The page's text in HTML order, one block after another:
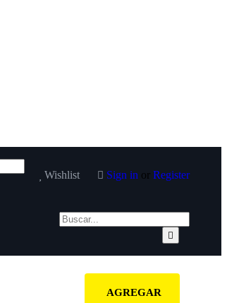
Wishlist Sign in or Register
AGREGAR